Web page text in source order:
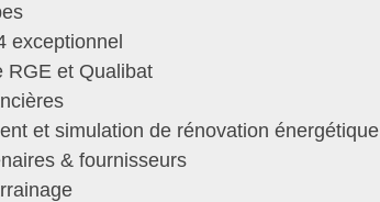
exceptionnel
RGE et Qualibat
et simulation de rénovation énergétique
& fournisseurs